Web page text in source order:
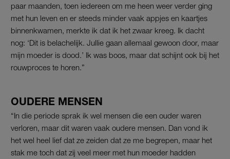
paar maanden, toen iedereen om me heen weer verder ging
met hun leven en er steeds minder vaak appjes en kaartjes
binnenkwamen, merkte ik dat ik het zwaar kreeg. Ik dacht
nog: ‘Dit is belachelijk. Jullie gaan allemaal gewoon door, maar
mijn moeder is dood.’ Ik was boos, maar dat schijnt ook bij het
rouwproces te horen.”
OUDERE MENSEN
“In die periode sprak ik wel mensen die een ouder waren
verloren, maar dit waren vaak oudere mensen. Dan vond ik
het wel heel lief dat ze zeiden dat ze me begrepen, maar het
stak me toch dat zij veel meer met hun moeder hadden